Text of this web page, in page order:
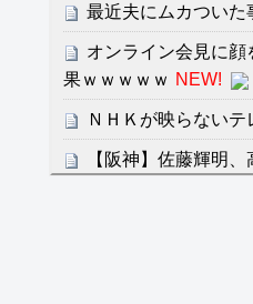
最近夫にムカついた
オンライン会見に
果ｗｗｗｗｗ NEW!
ＮＨＫが映らない
【阪神】佐藤輝明